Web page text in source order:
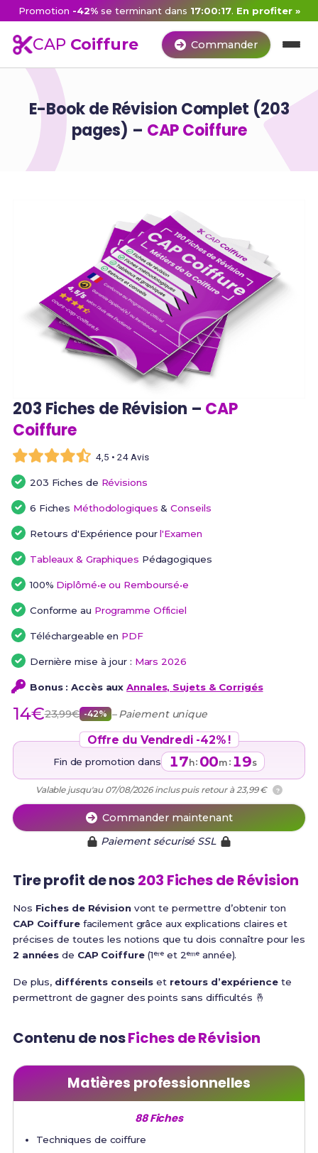
Promotion -42%se terminant dans 17:00:16. En profiter »
CAP Coiffure Commander
E-Book de Révision Complet (203
pages) – CAP Coiffure
203 Fiches de Révision – CAP
Coiffure
4,5 • 24 Avis
203 Fiches de Révisions
6 Fiches Méthodologiques &Conseils
Retours d'Expérience pourl'Examen
Tableaux & Graphiques Pédagogiques
100% Diplômé•e ou Remboursé•e
Conforme au Programme Officiel
Téléchargeable en PDF
Dernière mise à jour : Mars 2026
Bonus : Accès auxAnnales, Sujets & Corrigés
14€23,99€ -42% – Paiement unique
Offre du Vendredi -42% !
Fin de promotion dans 17 h: 00m : 18s
Valable jusqu'au 07/08/2026 inclus puis retour à 23,99 € ?
Commander maintenant
Paiement sécurisé SSL
Tire profit de nos203 Fiches de Révision
Nos Fiches de Révisionvont te permettre d’obtenir ton
CAP Coiffurefacilement grâce aux explications claires et
précises de toutes les notions que tu dois connaître pour les
2 années de CAP Coiffure(1ᵉʳᵉ et 2ᵉᵐᵉ année).
De plus, différents conseils et retours d’expériencete
permettront de gagner des points sans difficultés 🤞
Contenu de nosFiches de Révision
Matières professionnelles
88 Fiches
Techniques de coiffure